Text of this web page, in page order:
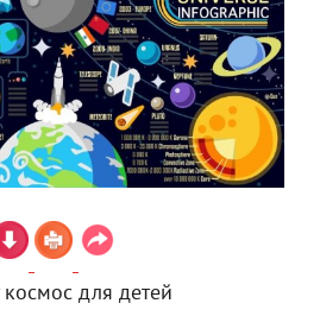
космос для детей